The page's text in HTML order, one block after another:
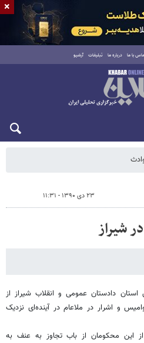
با ما درباره ما تبلیغات آرشیو
۲۳ دی ۱۳۹۰ - ۱۱:۳۱
دادستان عمومی و انقلاب شیراز از
و اشرار در ملاعام در آینده‌ای نزدیک
این محکومان از باب تجاوز به عنف به
×